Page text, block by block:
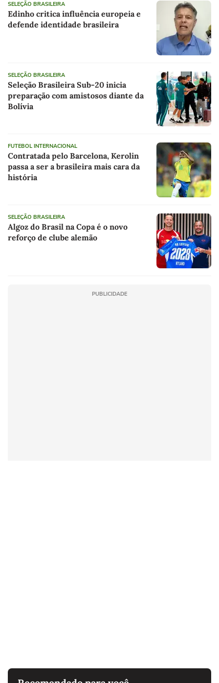
SELEÇÃO BRASILEIRA
Edinho critica influência europeia e
defende identidade brasileira
SELEÇÃO BRASILEIRA
Seleção Brasileira Sub-20 inicia
preparação com amistosos diante da
Bolívia
FUTEBOL INTERNACIONAL
Contratada pelo Barcelona, Kerolin
passa a ser a brasileira mais cara da
história
SELEÇÃO BRASILEIRA
Algoz do Brasil na Copa é o novo
reforço de clube alemão
PUBLICIDADE